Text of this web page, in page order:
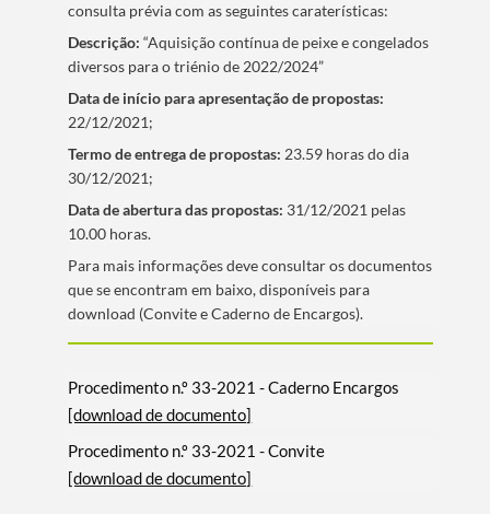
consulta prévia com as seguintes caraterí­sticas:
Descrição:“Aquisição contínua de peixe e congelados
diversos para o triénio de 2022/2024”
Data de iní­cio para apresentação de propostas:
22/12/2021;
Termo de entrega de propostas: 23.59 horas do dia
30/12/2021;
Data de abertura das propostas: 31/12/2021 pelas
10.00 horas.
​Para mais informações deve consultar os documentos
que se encontram em baixo, disponí­veis para
download (Convite e Caderno de Encargos).
Procedimento n.º 33-2021 - Caderno Encargos
[download de documento]
Procedimento n.º 33-2021 - Convite
[download de documento]